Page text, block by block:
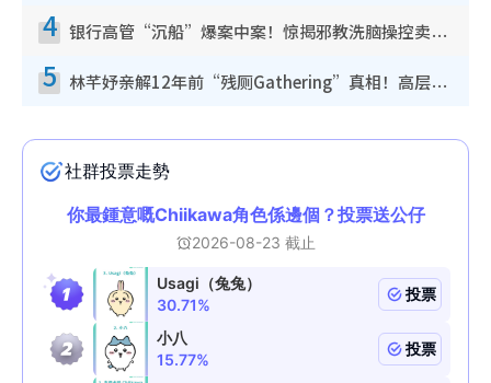
4 银行高管“沉船”爆案中案！惊揭邪教洗脑操控卖淫被吞600万，幕后黑手讲多错多
5 林芊妤亲解12年前“残厕Gathering”真相！高层解约一句话重创尊严，至今拒返TVB